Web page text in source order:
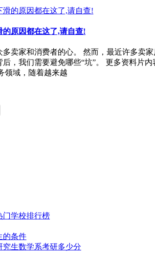
原因都在这了,请自查!
卖家和消费者的心。 然而，最近许多卖
，我们需要避免哪些“坑”。 更多资料片
领域，随着越来越
门学校排行榜
的条件
生数学系考研多少分